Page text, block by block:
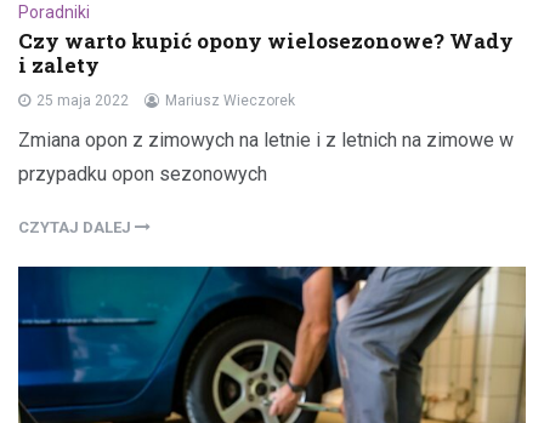
Poradniki
Czy warto kupić opony wielosezonowe? Wady
i zalety
25 maja 2022 Mariusz Wieczorek
Zmiana opon z zimowych na letnie i z letnich na zimowe w
przypadku opon sezonowych
CZYTAJ DALEJ